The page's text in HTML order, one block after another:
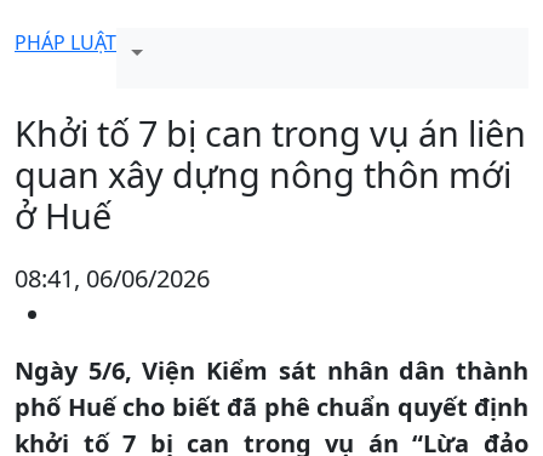
PHÁP LUẬT
Khởi tố 7 bị can trong vụ án liên
quan xây dựng nông thôn mới
ở Huế
08:41, 06/06/2026
Ngày 5/6, Viện Kiểm sát nhân dân thành
phố Huế cho biết đã phê chuẩn quyết định
khởi tố 7 bị can trong vụ án “Lừa đảo